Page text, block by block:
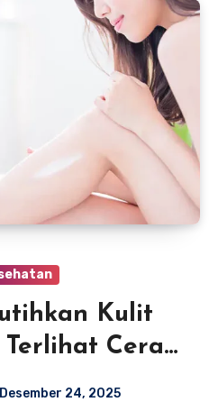
Kulit
Cerah
Desember 24, 2025